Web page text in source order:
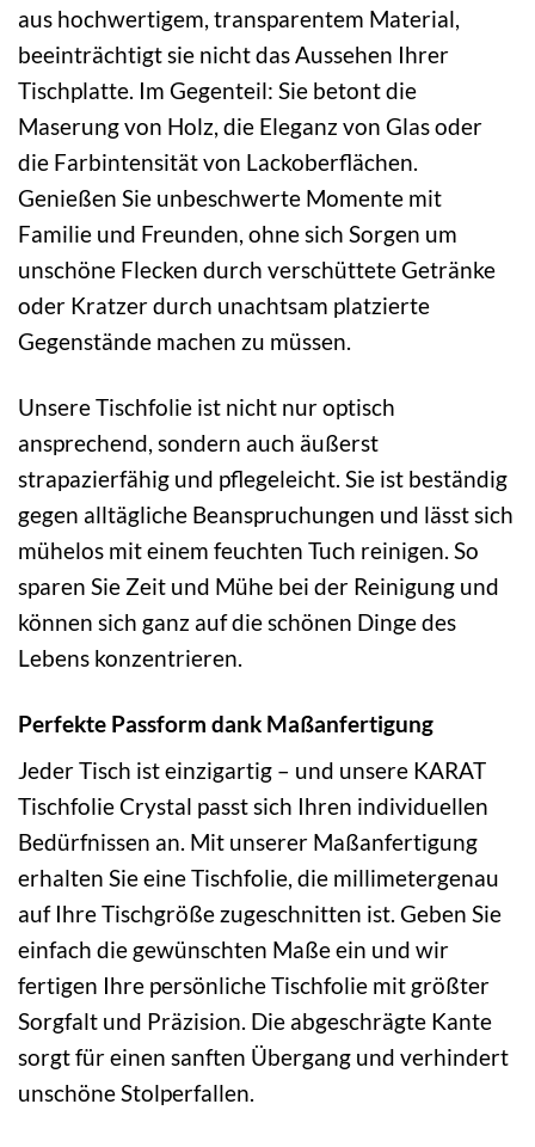
aus hochwertigem, transparentem Material,
beeinträchtigt sie nicht das Aussehen Ihrer
Tischplatte. Im Gegenteil: Sie betont die
Maserung von Holz, die Eleganz von Glas oder
die Farbintensität von Lackoberflächen.
Genießen Sie unbeschwerte Momente mit
Familie und Freunden, ohne sich Sorgen um
unschöne Flecken durch verschüttete Getränke
oder Kratzer durch unachtsam platzierte
Gegenstände machen zu müssen.
Unsere Tischfolie ist nicht nur optisch
ansprechend, sondern auch äußerst
strapazierfähig und pflegeleicht. Sie ist beständig
gegen alltägliche Beanspruchungen und lässt sich
mühelos mit einem feuchten Tuch reinigen. So
sparen Sie Zeit und Mühe bei der Reinigung und
können sich ganz auf die schönen Dinge des
Lebens konzentrieren.
Perfekte Passform dank Maßanfertigung
Jeder Tisch ist einzigartig – und unsere KARAT
Tischfolie Crystal passt sich Ihren individuellen
Bedürfnissen an. Mit unserer Maßanfertigung
erhalten Sie eine Tischfolie, die millimetergenau
auf Ihre Tischgröße zugeschnitten ist. Geben Sie
einfach die gewünschten Maße ein und wir
fertigen Ihre persönliche Tischfolie mit größter
Sorgfalt und Präzision. Die abgeschrägte Kante
sorgt für einen sanften Übergang und verhindert
unschöne Stolperfallen.